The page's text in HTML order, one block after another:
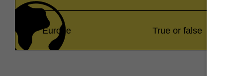
Europe True or false